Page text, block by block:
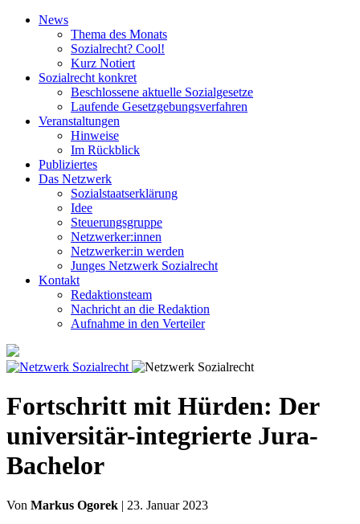
News
Thema des Monats
Sozialrecht? Cool!
Kurz Notiert
Sozialrecht konkret
Beschlossene aktuelle Sozialgesetze
Laufende Gesetz­gebungs­verfahren
Veranstaltungen
Hinweise
Im Rückblick
Publiziertes
Das Netzwerk
Sozial­staats­erklärung
Idee
Steuerungsgruppe
Netzwerker:innen
Netzwerker:in werden
Junges Netzwerk Sozialrecht
Kontakt
Redaktionsteam
Nachricht an die Redaktion
Aufnahme in den Verteiler
Fortschritt mit Hürden: Der
universitär-integrierte Jura-
Bachelor
Von Markus Ogorek | 23. Januar 2023